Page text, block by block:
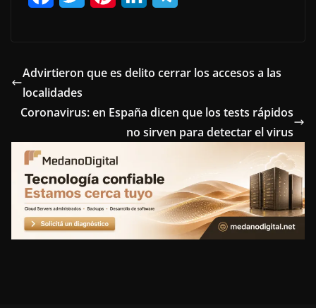
e
b
o
o
k
t
e
r
t
r
e
s
t
k
d
I
n
e
r
a
Advirtieron que es delito cerrar los accesos a las
localidades
Coronavirus: en España dicen que los tests rápidos
no sirven para detectar el virus